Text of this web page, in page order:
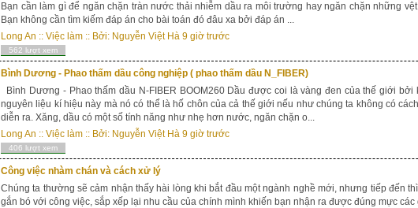
Bạn cần làm gì để ngăn chặn tràn nước thải nhiễm dầu ra môi trường hay ngăn chặn những
Bạn không cần tìm kiếm đáp án cho bài toán đó đâu xa bởi đáp án ...
Long An :: Việc làm :: Bởi: Nguyễn Việt Hà 9 giờ trước
562 lượt xem
Bình Dương - Phao thấm dầu công nghiệp ( phao thấm dầu N_FIBER)
Bình Dương - Phao thấm dầu N-FIBER BOOM260 Dầu được coi là vàng đen của thế giới bởi
nguyên liệu kí hiệu này mà nó có thể là hố chôn của cả thế giới nếu như chúng ta không có
diễn ra. Xăng, dầu có một số tính năng như nhẹ hơn nước, ngăn chặn o...
Long An :: Việc làm :: Bởi: Nguyễn Việt Hà 9 giờ trước
406 lượt xem
Công việc nhàm chán và cách xử lý
Chúng ta thường sẽ cảm nhận thấy hài lòng khi bắt đầu một ngành nghề mới, nhưng tiếp đến
gắn bó với công việc, sắp xếp lại nhu cầu của chính mình khiến bạn nhận ra được đúng mực các